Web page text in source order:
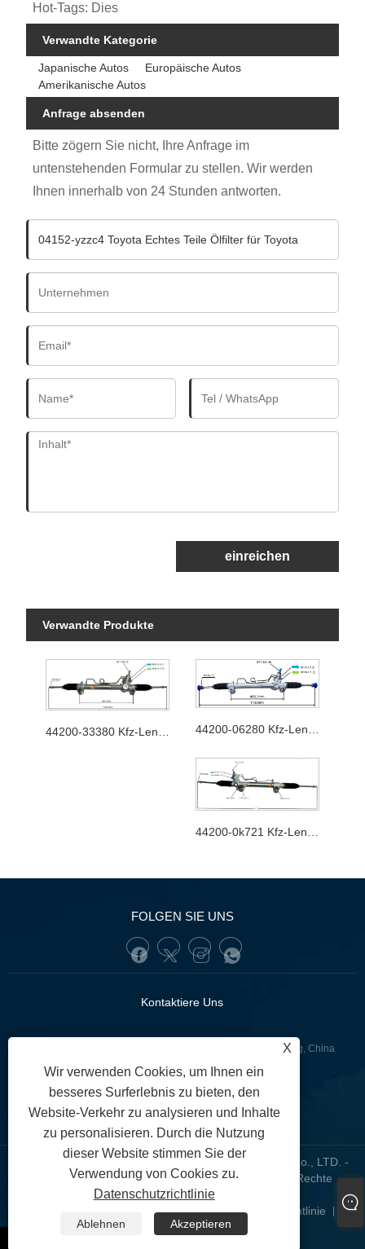
Hot-Tags: Dies
Verwandte Kategorie
Japanische Autos
Europäische Autos
Amerikanische Autos
Anfrage absenden
Bitte zögern Sie nicht, Ihre Anfrage im
untenstehenden Formular zu stellen. Wir werden
Ihnen innerhalb von 24 Stunden antworten.
einreichen
Verwandte Produkte
44200-33380 Kfz-Lenkgetriebe
44200-0k721 Kfz-Lenkgetriebe
FOLGEN SIE UNS
Kontaktiere Uns
:Lianquan Road, Bezirk GuangZhou YueXiu, Guangdong, China
Tel: +86-13902233274(WhatsApp)
: tunofuzhilong@gdtuno.com
Copyright © 2023 Guangzhou Hengsheng Auto Parts Co., LTD. -
Kfz-Sensoren, Kfz-Motorhalterung, Kfz-Filter – Alle Rechte
vorbehalten.
RSS | XML | Datenschutzrichtlinie
X
Wir verwenden Cookies, um Ihnen ein
besseres Surferlebnis zu bieten, den
Website-Verkehr zu analysieren und Inhalte
zu personalisieren. Durch die Nutzung
dieser Website stimmen Sie der
Verwendung von Cookies zu.
Datenschutzrichtlinie
Ablehnen Akzeptieren